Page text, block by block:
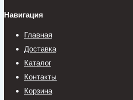
Навигация
Главная
Доставка
Каталог
Контакты
Корзина